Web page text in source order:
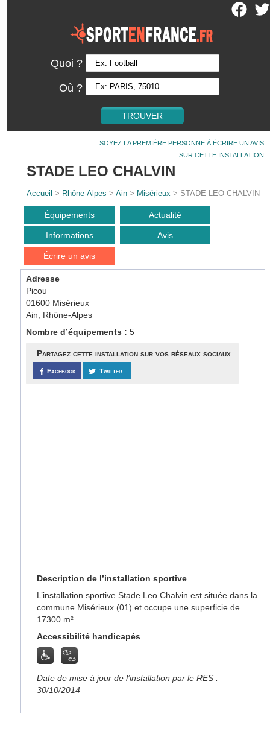
Quoi ?
Où ?
SOYEZ LA PREMIÈRE PERSONNE À ÉCRIRE UN AVIS
SUR CETTE INSTALLATION
STADE LEO CHALVIN
Accueil > Rhône-Alpes >Ain > Misérieux > STADE LEO CHALVIN
Équipements Actualité
Informations Avis
Écrire un avis
Adresse
Picou
01600 Misérieux
Ain, Rhône-Alpes
Nombre d’équipements :5
Partagez cette installation sur vos réseaux sociaux
Facebook Twitter
Description de l’installation sportive
L’installation sportive Stade Leo Chalvin est située dans la
commune Misérieux (01) et occupe une superficie de
17300 m².
Accessibilité handicapés
Date de mise à jour de l’installation par le RES :
30/10/2014